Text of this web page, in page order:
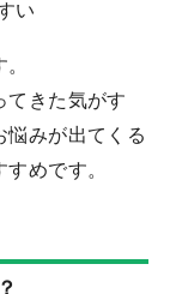
い
てきた気がす
悩みが出てくる
めです。